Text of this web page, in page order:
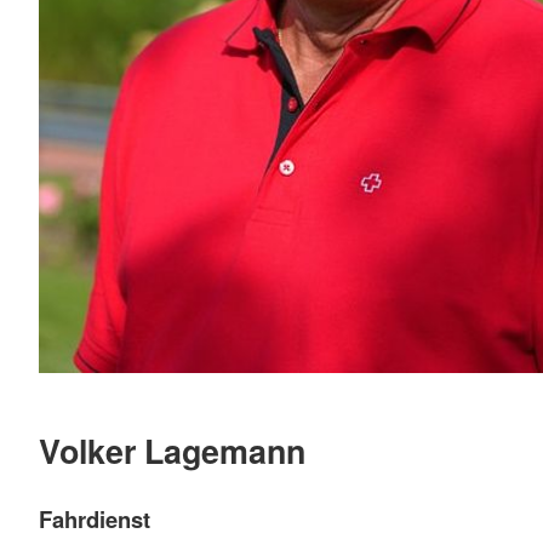
Volker Lagemann
Fahrdienst